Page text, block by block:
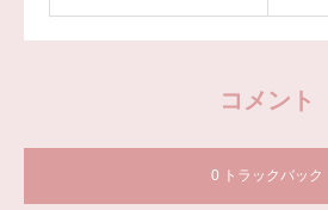
コメント
0 トラックバック